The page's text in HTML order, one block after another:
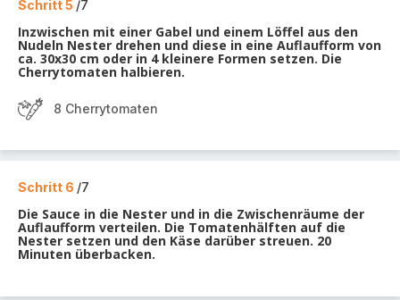
Schritt 5 /7
Inzwischen mit einer Gabel und einem Löffel aus den
Nudeln Nester drehen und diese in eine Auflaufform von
ca. 30x30 cm oder in 4 kleinere Formen setzen. Die
Cherrytomaten halbieren.
8 Cherrytomaten
Schritt 6 /7
Die Sauce in die Nester und in die Zwischenräume der
Auflaufform verteilen. Die Tomatenhälften auf die
Nester setzen und den Käse darüber streuen. 20
Minuten überbacken.